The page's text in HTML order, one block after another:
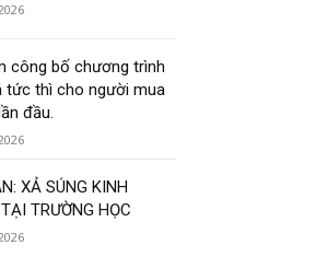
công bố chương trình
tức thì cho người mua
đầu.
XẢ SÚNG KINH
TRƯỜNG HỌC